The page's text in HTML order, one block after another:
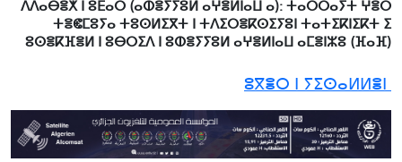
ⴷⴷⴰⴱⴻⵅ ⵏ ⵓⴹⴰⵔ (ⴰⵀⴻⵢⵢⵓⵍ ⴰⵖⴻⵍⵏⴰⵡ ⴰ): ⵜⴰⵔⵔⴰⵢⵜ ⵖⴻⵔ
ⵜⴻⵞⵎⵓⵢⴰ ⵜⵓⵙⵍⵉⴳⵜ ⵏ ⵜⴷⵉⵔⴻⴽⵙⵉⵢⵓⵏ ⵜⴰⵜⵉⴽⵏⵉⴽⵜ ⵉ
ⵓⵙⴻⴽⴼⴻⵍ ⵏ ⵓⴱⵔⵉⴷ ⵏ ⵓⵀⴻⵢⵢⵓⵍ ⴰⵖⴻⵍⵏⴰⵡ ⴰⵎⴻⵏⵣⵓ (ⴼⴰⴼ)